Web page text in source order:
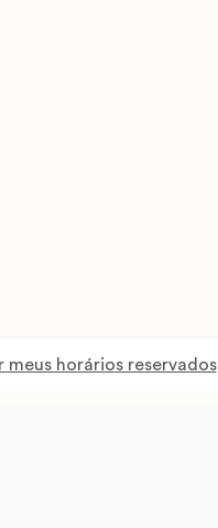
meus horários reservados